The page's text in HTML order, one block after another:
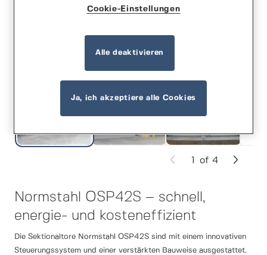
Normstahl OSP42S – schnell,
energie- und kosteneffizient
Die Sektionaltore Normstahl OSP42S sind mit einem innovativen
Steuerungssystem und einer verstärkten Bauweise ausgestattet.
of 4
Cookie-Einstellungen
Alle deaktivieren
Ja, ich akzeptiere alle Cookies